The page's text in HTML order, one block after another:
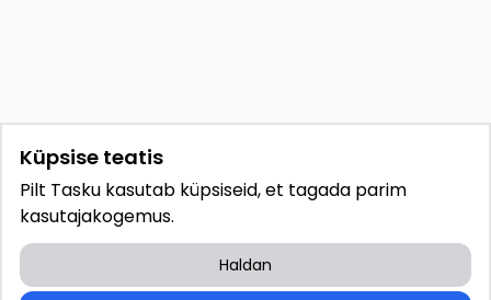
Küpsise teatis
Pilt Tasku kasutab küpsiseid, et tagada parim
kasutajakogemus.
Haldan